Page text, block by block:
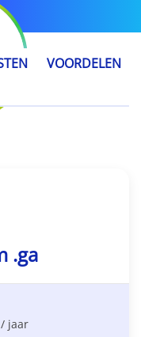
VOORDELEN
.ga
/ jaar